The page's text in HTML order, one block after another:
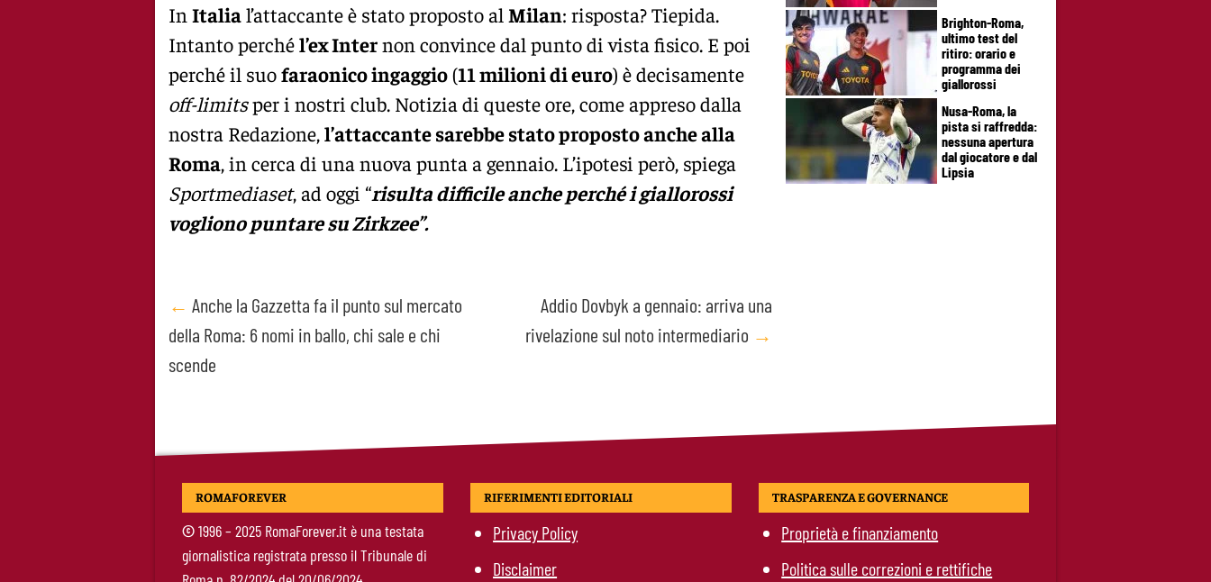
In Italial’attaccante è stato proposto al Milan: risposta? Tiepida.
Intanto perchél’ex Internon convince dal punto di vista fisico. E poi
perché il suofaraonico ingaggio(11 milioni di euro) è decisamente
off-limitsper i nostri club. Notizia di queste ore, come appreso dalla
nostra Redazione,l’attaccante sarebbe stato proposto anche alla
Roma, in cerca di una nuova punta a gennaio. L’ipotesi però, spiega
Sportmediaset, ad oggi “risulta difficile anche perché i giallorossi
vogliono puntare su Zirkzee”.
Post
navigation
← Anche la Gazzetta fa il punto sul mercato
della Roma: 6 nomi in ballo, chi sale e chi
scende
Addio Dovbyk a gennaio: arriva una
rivelazione sul noto intermediario →
Brighton-Roma,
ultimo test del
ritiro: orario e
programma dei
giallorossi
Nusa-Roma, la
pista si raffredda:
nessuna apertura
dal giocatore e dal
Lipsia
ROMAFOREVER
©1996 – 2025 RomaForever.it è una testata
giornalistica registrata presso il Tribunale di
RIFERIMENTI EDITORIALI
Privacy Policy
Disclaimer
TRASPARENZA E GOVERNANCE
Proprietà e finanziamento
Politica sulle correzioni e rettifiche